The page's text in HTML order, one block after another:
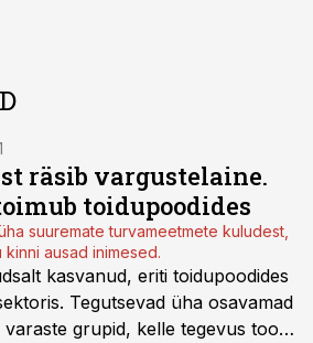
räsib vargustelaine.
toidupoodides
suuremate turvameetmete kuludest,
ausad inimesed.
kasvanud, eriti toidupoodides
Tegutsevad üha osavamad
grupid, kelle tegevus toob